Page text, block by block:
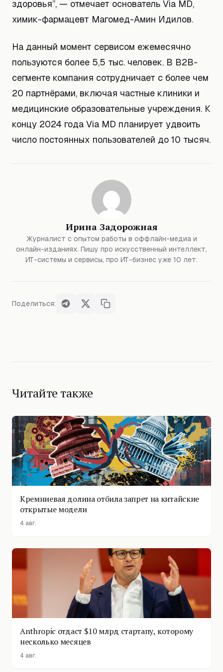
здоровья”, — отмечает основатель Via MD,
химик-фармацевт Магомед-Амин Идилов.
На данный момент сервисом ежемесячно
пользуются более 5,5 тыс. человек. В B2B-
сегменте компания сотрудничает с более чем
20 партнёрами, включая частные клиники и
медицинские образовательные учреждения. К
концу 2024 года Via MD планирует удвоить
число постоянных пользователей до 10 тысяч.
Ирина Задорожная
Журналист с опытом работы в оффлайн-медиа и
онлайн-изданиях. Пишу про искусственный интеллект,
ИТ-системы и сервисы, про ИТ-бизнес уже 10 лет.
Поделиться:
Читайте также
Кремниевая долина отбила запрет на китайские
открытые модели
4 авг.
Anthropic отдаст $10 млрд стартапу, которому
несколько месяцев
4 авг.